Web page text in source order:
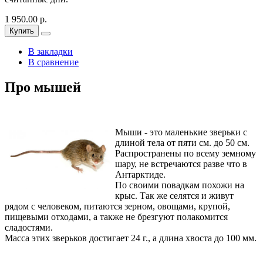
1 950.00 р.
Купить
В закладки
В сравнение
Про мышей
Мыши - это маленькие зверьки с
длиной тела от пяти см. до 50 см.
Распространены по всему земному
шару, не встречаются разве что в
Антарктиде.
По своими повадкам похожи на
крыс. Так же селятся и живут
рядом с человеком, питаются зерном, овощами, крупой,
пищевыми отходами, а также не брезгуют полакомится
сладостями.
Масса этих зверьков достигает 24 г., а длина хвоста до 100 мм.